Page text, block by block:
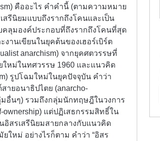
คืออะไร คำคำนี้ (ตามความหมาย
รีนิยมแบบถึงรากถึงโคนและเป็น
คลุมองค์ประกอบที่ถึงรากถึงโคนที่สุด
านเขียนในยุคต้นของเฮอร์เบิร์ต
anarchism) จากยุคศตวรรษที่
หม่ในทศวรรษ 1960 และแนวคิด
รูปโฉมใหม่ในยุคปัจจุบัน คำว่า
ายอนาธิปไตย (anarcho-
อื่นๆ) รวมถึงกลุ่มนักทฤษฎีในวงการ
ownership) แต่ปฏิเสธกรรมสิทธิ์ใน
สรเสรีนิยมสายกลางกับแนวคิด
ใหม่ อย่างไรก็ตาม คำว่า “อิสร